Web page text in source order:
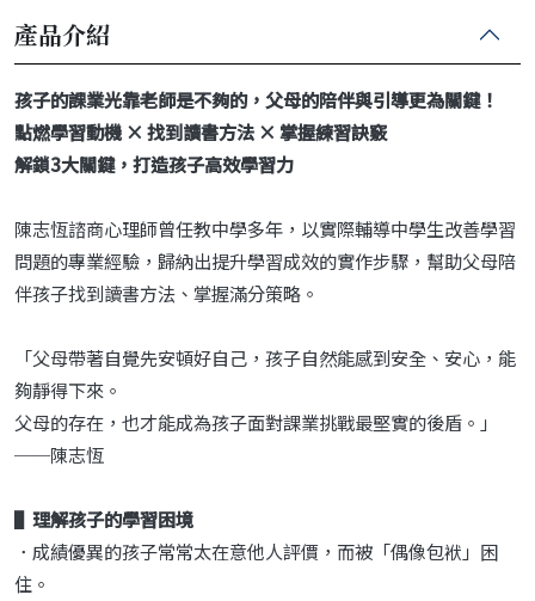
產品介紹
孩子的課業光靠老師是不夠的，父母的陪伴與引導更為關鍵！
點燃學習動機 × 找到讀書方法 × 掌握練習訣竅
解鎖3大關鍵，打造孩子高效學習力
陳志恆諮商心理師曾任教中學多年，以實際輔導中學生改善學習
問題的專業經驗，歸納出提升學習成效的實作步驟，幫助父母陪
伴孩子找到讀書方法、掌握滿分策略。
「父母帶著自覺先安頓好自己，孩子自然能感到安全、安心，能
夠靜得下來。
父母的存在，也才能成為孩子面對課業挑戰最堅實的後盾。」
──陳志恆
▌理解孩子的學習困境
．成績優異的孩子常常太在意他人評價，而被「偶像包袱」困
住。